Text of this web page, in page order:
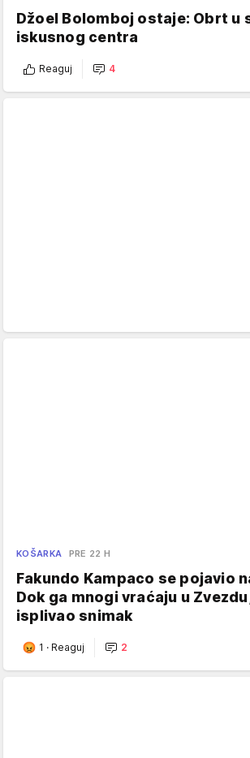
Džoel Bolomboj ostaje: Obrt u
iskusnog centra
Reaguj 4
KOŠARKA PRE 22 H
Fakundo Kampaco se pojavio
Dok ga mnogi vraćaju u
isplivao snimak
1 · Reaguj 2